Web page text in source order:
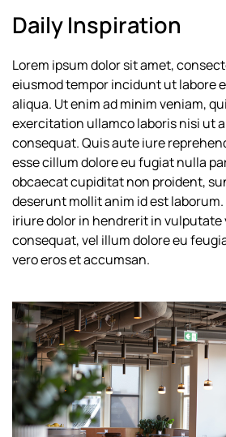
Daily Inspiration
Lorem ipsum dolor sit amet,
eiusmod tempor incidunt ut labore
aliqua. Ut enim ad minim veniam,
exercitation ullamco laboris nisi ut
consequat. Quis aute iure
esse cillum dolore eu fugiat nulla
obcaecat cupiditat non proident,
deserunt mollit anim id est
iriure dolor in hendrerit in vulputate
consequat, vel illum dolore eu
vero eros et accumsan.